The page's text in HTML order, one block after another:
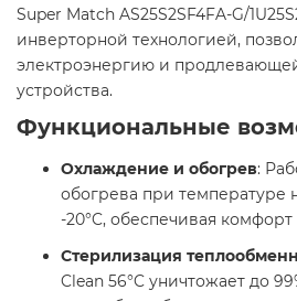
Super Match AS25S2SF4FA-G/
инверторной технологией,
электроэнергию и
устройства.
Функциональные
Охлаждение и обогрев:
обогрева при температуре
-20°C, обеспечивая
Стерилизация
Clean 56°C уничтожает до